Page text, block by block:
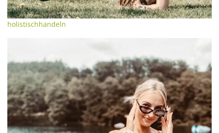
holistischhandeln